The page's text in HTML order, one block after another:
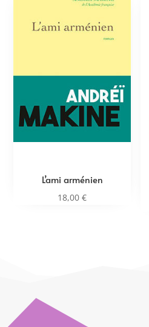
L’ami arménien
18,00€